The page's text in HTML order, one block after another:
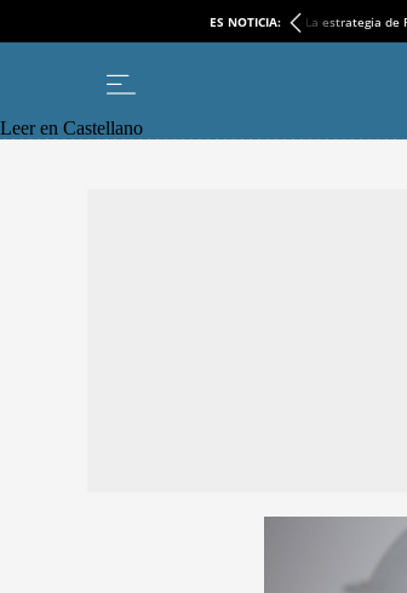
ES NOTICIA: La estrategia de
Leer en Castellano